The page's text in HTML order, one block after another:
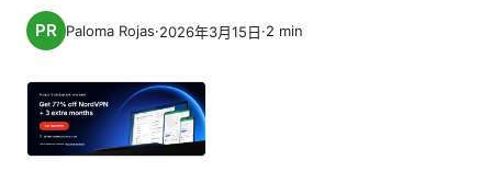
Paloma Rojas·2026年3月15日·2 min